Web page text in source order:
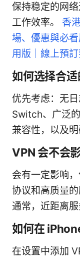
保持稳定的网
工作效率。 香
場、優惠與必
用版｜線上預
如何选择合适
优先考虑：无
Switch、广泛
兼容性，以及
VPN 会不会
会有一定影响
协议和高质量的
通常，近距离服
如何在
在设置中添加